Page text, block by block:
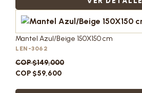
Mantel Azul/Beige 150X150 cm
LEN-3062
COP $149,000
COP $59,600